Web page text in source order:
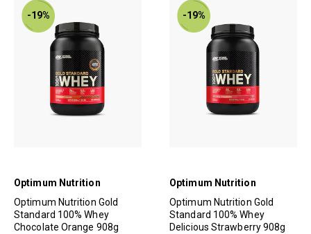
-19%
Optimum Nutrition
Optimum Nutrition Gold
Standard 100% Whey
Chocolate Orange 908g
-19%
Optimum Nutrition
Optimum Nutrition Gold
Standard 100% Whey
Delicious Strawberry 908g